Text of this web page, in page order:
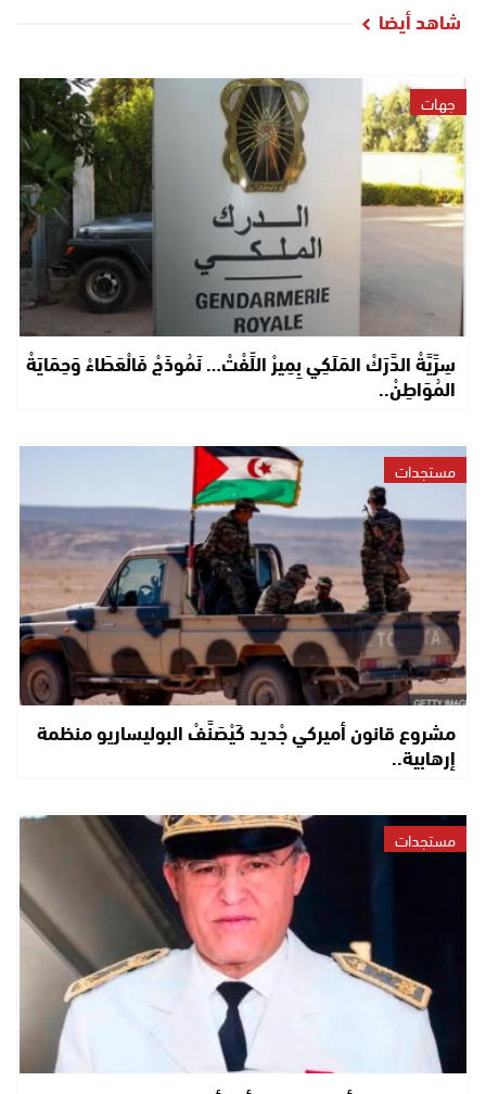
شاهد أيضا
جهات
سِرِّيَّةْ الدَّرَكْ المَلَكِي بِمِيرْ اللِّفْتْ… نَمُوذَجْ فَالْعَطَاءْ وَحِمَايَةْ
المُوَاطِنْ..
مستجدات
مشروع قانون أميركي جْديد كَيْصَنَّفْ البوليساريو منظمة
إرهابية..
مستجدات